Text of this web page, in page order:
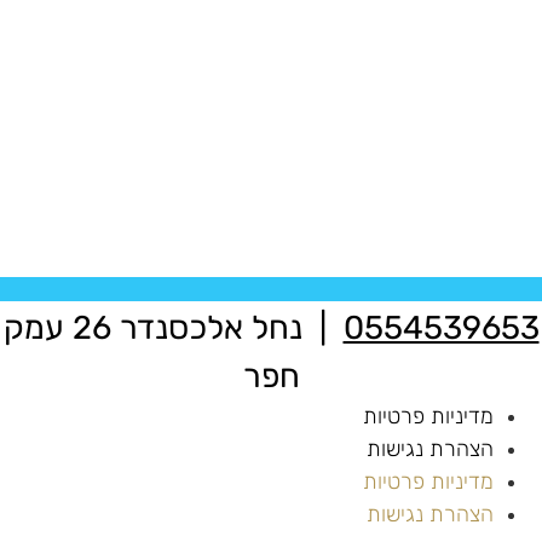
| נחל אלכסנדר 26 עמק
חפר
מדיניות פרטיות
הצהרת נגישות
מדיניות פרטיות
הצהרת נגישות